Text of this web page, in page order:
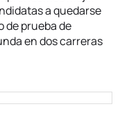
a quedarse
de prueba de
en dos carreras